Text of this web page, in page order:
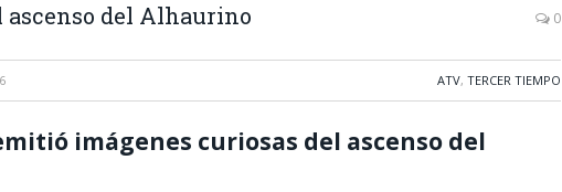
ascenso del Alhaurino 0
ATV, TERCER TIEMPO
imágenes curiosas del ascenso del